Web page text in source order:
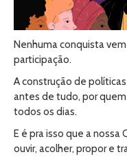
Nenhuma conquista
participação.
A construção de
antes de tudo, por
todos os dias.
E é pra isso que a nossa
ouvir, acolher, propor e